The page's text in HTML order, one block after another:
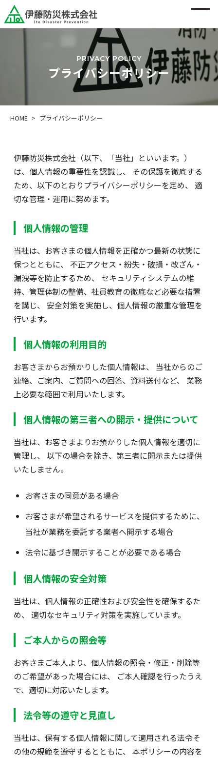
PRIVACY POLICY
プライバシーポリシー
HOME > プライバシーポリシー
伊藤防災株式会社（以下、「当社」といいます。）
は、個人情報の重要性を認識し、 その保護を徹底する
ため、以下のとおりプライバシーポリシーを定め、 適
切な管理・運用に努めます。
個人情報の管理
当社は、お客さまの個人情報を正確かつ最新の状態に
保つとともに、 不正アクセス・紛失・破損・改ざん・
漏洩等を防止するため、 セキュリティシステムの維
持、管理体制の整備、社員教育の徹底など必要な措置
を講じ、 安全対策を実施し、個人情報の厳重な管理を
行います。
個人情報の利用目的
お客さまからお預かりした個人情報は、 当社からのご
連絡、ご案内、ご質問への回答、資料送付など、 業務
上必要な範囲で利用いたします。
個人情報の第三者への開示・提供について
当社は、お客さまよりお預かりした個人情報を適切に
管理し、 以下の場合を除き、第三者に開示または提供
いたしません。
お客さまの同意がある場合
お客さまが希望されるサービスを提供するために、
当社が業務を委託する業者へ開示する場合
法令に基づき開示することが必要である場合
個人情報の安全対策
当社は、個人情報の正確性および安全性を確保するた
め、 適切なセキュリティ対策を実施しています。
ご本人からの照会等
お客さまご本人より、個人情報の照会・修正・削除等
のご希望があった場合には、 ご本人確認を行ったうえ
で、適切に対応いたします。
法令等の遵守と見直し
当社は、保有する個人情報に関して適用される法令そ
の他の規範を遵守するとともに、 本ポリシーの内容を